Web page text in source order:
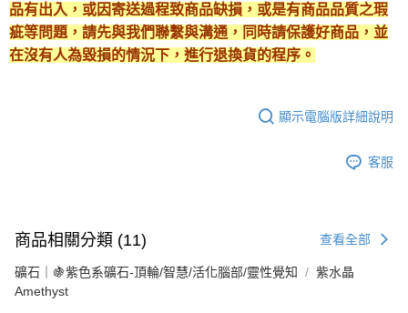
品有出入，或因寄送過程致商品缺損，或是有商品品質之瑕
疵等問題，請先與我們聯繫與溝通，同時請保護好商品，並
在沒有人為毀損的情況下，進行退換貨的程序。
顯示電腦版詳細說明
客服
商品相關分類 (11) 查看全部
礦石｜🍇紫色系礦石-頂輪/智慧/活化腦部/靈性覺知
紫水晶
Amethyst